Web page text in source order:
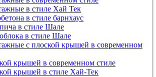
в стиле Хай Тек
в стиле барнхаус
в стиле Шале
в стиле Шале
с плоской крышей в современном
крышей в современном стиле
крышей в стиле Хай-Тек